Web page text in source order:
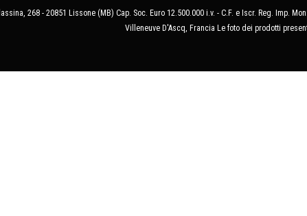
268 - 20851 Lissone (MB) Cap. Soc. Euro 12.500.000 i.v. - C.F. e Iscr. Reg. Imp.
Villeneuve D'Ascq, Francia Le foto dei prodotti